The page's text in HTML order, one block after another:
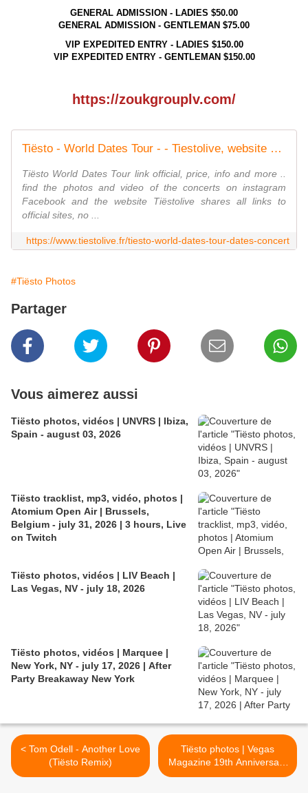
GENERAL ADMISSION - LADIES $50.00
GENERAL ADMISSION - GENTLEMAN $75.00
VIP EXPEDITED ENTRY - LADIES $150.00
VIP EXPEDITED ENTRY - GENTLEMAN $150.00
https://zoukgrouplv.com/
Tiësto - World Dates Tour - - Tiestolive, website Tiesto
Tiësto World Dates Tour link official, price, info and more ..
find the photos and video of the concerts on instagram
Facebook and the website Tiëstolive shares all links to
official sites, no ...
https://www.tiestolive.fr/tiesto-world-dates-tour-dates-concert
#Tiësto Photos
Partager
Vous aimerez aussi
Tiësto photos, vidéos | UNVRS | Ibiza,
Spain - august 03, 2026
Tiësto tracklist, mp3, vidéo, photos |
Atomium Open Air | Brussels,
Belgium - july 31, 2026 | 3 hours, Live
on Twitch
Tiësto photos, vidéos | LIV Beach |
Las Vegas, NV - july 18, 2026
Tiësto photos, vidéos | Marquee |
New York, NY - july 17, 2026 | After
Party Breakaway New York
< Tom Odell - Another Love
(Tiësto Remix)
Tiësto photos | Vegas
Magazine 19th Anniversary
Celebration | Zouk